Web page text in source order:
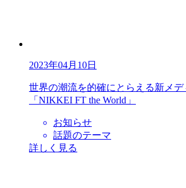
2023年04月10日
世界の潮流を的確にとらえる新メデ
「NIKKEI FT the World」
お知らせ
話題のテーマ
詳しく見る